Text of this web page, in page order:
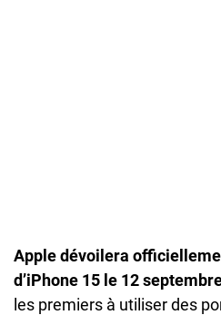
Apple dévoilera
d’iPhone 15 le 12
les premiers à utiliser des